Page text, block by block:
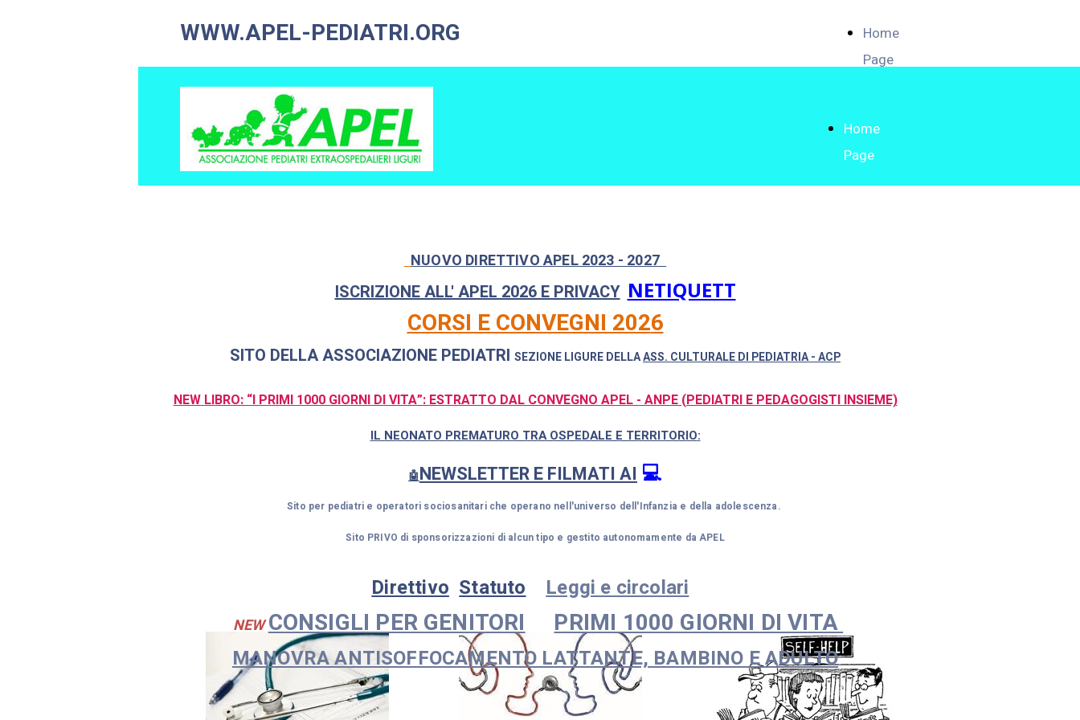
Home
Page
WWW.APEL-PEDIATRI.ORG
Home
Page
NUOVO DIRETTIVO APEL 2023 - 2027
ISCRIZIONE ALL' APEL 2026 E PRIVACY NETIQUETT
CORSI E CONVEGNI 2026
SITO DELLA ASSOCIAZIONE PEDIATRI SEZIONE LIGURE DELLAASS. CULTURALE DI PEDIATRIA - ACP
NEW LIBRO: “I PRIMI 1000 GIORNI DI VITA”: ESTRATTO DAL CONVEGNO APEL - ANPE (PEDIATRI E PEDAGOGISTI INSIEME)
IL NEONATO PREMATURO TRA OSPEDALE E TERRITORIO:
🤖NEWSLETTER E FILMATI AI 💻
Sito per pediatri e operatori sociosanitari che operano nell'universo dell'Infanzia e della adolescenza.
Sito PRIVO di sponsorizzazioni di alcun tipo e gestito autonomamente da APEL
Direttivo Statuto Leggi e circolari
NEWCONSIGLI PER GENITORI PRIMI 1000 GIORNI DI VITA
MANOVRA ANTISOFFOCAMENTO LATTANTE, BAMBINO E ADULTO